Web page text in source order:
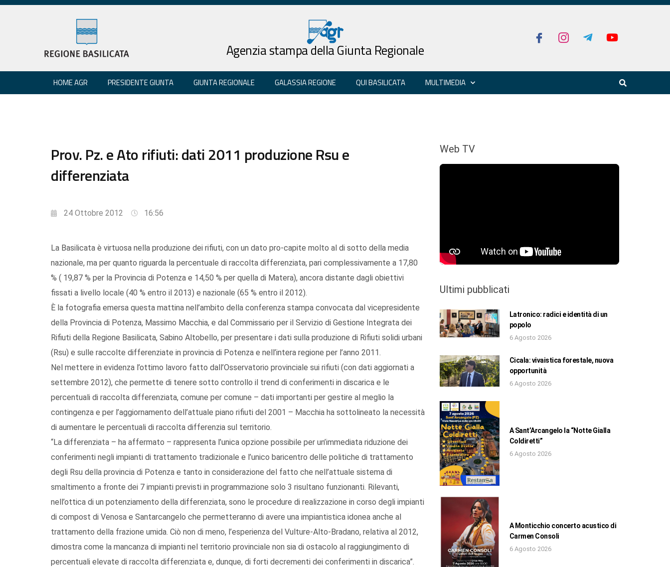
Agenzia stampa della Giunta Regionale
HOME AGR PRESIDENTE GIUNTA GIUNTA REGIONALE GALASSIA REGIONE QUI BASILICATA MULTIMEDIA
Prov. Pz. e Ato rifiuti: dati 2011 produzione Rsu e
differenziata
24 Ottobre 2012 16:56
La Basilicata è virtuosa nella produzione dei rifiuti, con un dato pro-capite molto al di sotto della media
nazionale, ma per quanto riguarda la percentuale di raccolta differenziata, pari complessivamente a 17,80
% ( 19,87 % per la Provincia di Potenza e 14,50 % per quella di Matera), ancora distante dagli obiettivi
fissati a livello locale (40 % entro il 2013) e nazionale (65 % entro il 2012).
È la fotografia emersa questa mattina nell’ambito della conferenza stampa convocata dal vicepresidente
della Provincia di Potenza, Massimo Macchia, e dal Commissario per il Servizio di Gestione Integrata dei
Rifiuti della Regione Basilicata, Sabino Altobello, per presentare i dati sulla produzione di Rifiuti solidi urbani
(Rsu) e sulle raccolte differenziate in provincia di Potenza e nell’intera regione per l’anno 2011.
Nel mettere in evidenza l’ottimo lavoro fatto dall’Osservatorio provinciale sui rifiuti (con dati aggiornati a
settembre 2012), che permette di tenere sotto controllo il trend di conferimenti in discarica e le
percentuali di raccolta differenziata, comune per comune – dati importanti per gestire al meglio la
contingenza e per l’aggiornamento dell’attuale piano rifiuti del 2001 – Macchia ha sottolineato la necessità
di aumentare le percentuali di raccolta differenzia sul territorio.
“La differenziata – ha affermato – rappresenta l’unica opzione possibile per un’immediata riduzione dei
conferimenti negli impianti di trattamento tradizionale e l’unico baricentro delle politiche di trattamento
degli Rsu della provincia di Potenza e tanto in considerazione del fatto che nell’attuale sistema di
smaltimento a fronte dei 7 impianti previsti in programmazione solo 3 risultano funzionanti. Rilevanti,
nell’ottica di un potenziamento della differenziata, sono le procedure di realizzazione in corso degli impianti
di compost di Venosa e Santarcangelo che permetteranno di avere una impiantistica idonea anche al
trattamento della frazione umida. Ciò non di meno, l’esperienza del Vulture-Alto-Bradano, relativa al 2012,
dimostra come la mancanza di impianti nel territorio provinciale non sia di ostacolo al raggiungimento di
percentuali elevate di raccolta differenziata e, dunque, di forti decrementi dei conferimenti in discarica”.
Web TV
Ultimi pubblicati
Latronico: radici e identità di un
popolo
6 Agosto 2026
Cicala: vivaistica forestale, nuova
opportunità
6 Agosto 2026
A Sant’Arcangelo la “Notte Gialla
Coldiretti”
6 Agosto 2026
A Monticchio concerto acustico di
Carmen Consoli
6 Agosto 2026